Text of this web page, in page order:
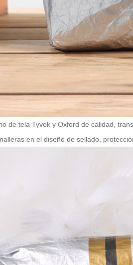
de tela Tyvek y Oxford de calidad,
en el diseño de sellado,